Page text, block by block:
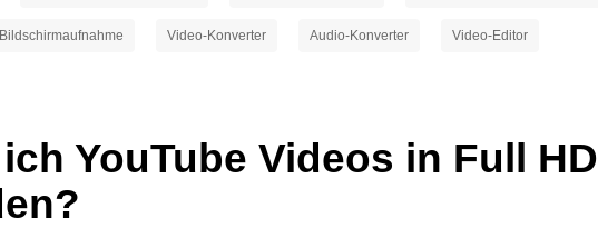
Bildschirmaufnahme Video-Konverter Audio-Konverter Video-Editor
YouTube Videos in Full HD